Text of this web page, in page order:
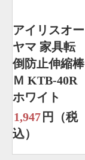
アイリスオー
ヤマ 家具転
倒防止伸縮棒
Ｍ KTB-40R
ホワイト
1,947 円（税
込）